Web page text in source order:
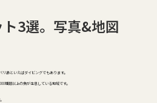
3選。写真&地図
島といえばダイビングでもあります。
種類以上の魚が生息している地域です。